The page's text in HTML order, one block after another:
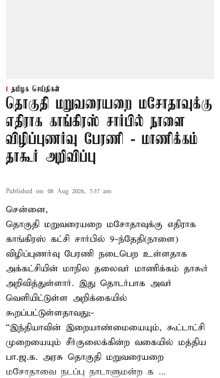
தமிழக செய்திகள்
தொகுதி மறுவரையறை மசோதாவுக்கு
எதிராக காங்கிரஸ் சார்பில் நாளை
விழிப்புணர்வு பேரணி - மாணிக்கம்
தாகூர் அறிவிப்பு
Published on: 08 Aug 2026, 7:37 am
சென்னை,
தொகுதி மறுவரையறை மசோதாவுக்கு எதிராக
காங்கிரஸ் கட்சி சார்பில் 9-ந்தேதி(நாளை)
விழிப்புணர்வு பேரணி நடைபெற உள்ளதாக
அக்கட்சியின் மாநில தலைவர் மாணிக்கம் தாகூர்
அறிவித்துள்ளார். இது தொடர்பாக அவர்
வெளியிட்டுள்ள அறிக்கையில்
கூறப்பட்டுள்ளதாவது;-
“இந்தியாவின் இறையாண்மையையும், கூட்டாட்சி
முறையையும் சீர்குலைக்கின்ற வகையில் மத்திய
பா.ஜ.க. அரசு தொகுதி மறுவரையறை
மசோதாவை நடப்பு நாடாளுமன்ற க ...